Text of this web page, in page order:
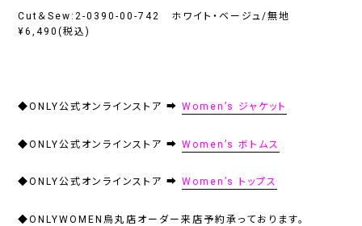
Cut＆Sew:2-0390-00-742 ホワイト・ベージュ/無地
¥6,490(税込)
◆ONLY公式オンラインストア ➡ Women’s ジャケット
◆ONLY公式オンラインストア ➡Women’s ボトムス
◆ONLY公式オンラインストア ➡Women’s トップス
◆ONLYWOMEN烏丸店オーダー来店予約承っております。